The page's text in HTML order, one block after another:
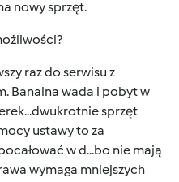
nowy sprzęt.
raz do serwisu z
Banalna wada i pobyt w
sprzęt
ustawy to za
w d...bo nie mają
wymaga mniejszych